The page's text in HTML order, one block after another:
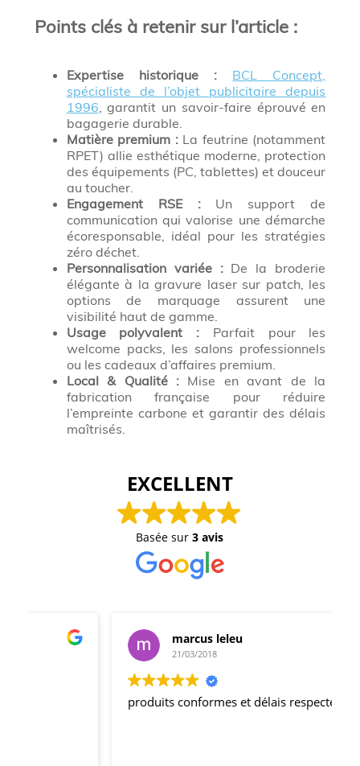
Points clés à retenir sur l’article :
Expertise historique :
BCL Concept,
spécialiste de l’objet publicitaire depuis
1996, garantit un savoir-faire éprouvé en
bagagerie durable.
Matière premium :La feutrine (notamment
RPET) allie esthétique moderne, protection
des équipements (PC, tablettes) et douceur
au toucher.
Engagement RSE :Un support de
communication qui valorise une démarche
écoresponsable, idéal pour les stratégies
zéro déchet.
Personnalisation variée :De la broderie
élégante à la gravure laser sur patch, les
options de marquage assurent une
visibilité haut de gamme.
Usage polyvalent : Parfait pour les
welcome packs, les salons professionnels
ou les cadeaux d’affaires premium.
Local & Qualité : Mise en avant de la
fabrication française pour réduire
l’empreinte carbone et garantir des délais
maîtrisés.
EXCELLENT
Basée sur3 avis
marcus leleu
21/03/2018
produits conformes et délais respectés